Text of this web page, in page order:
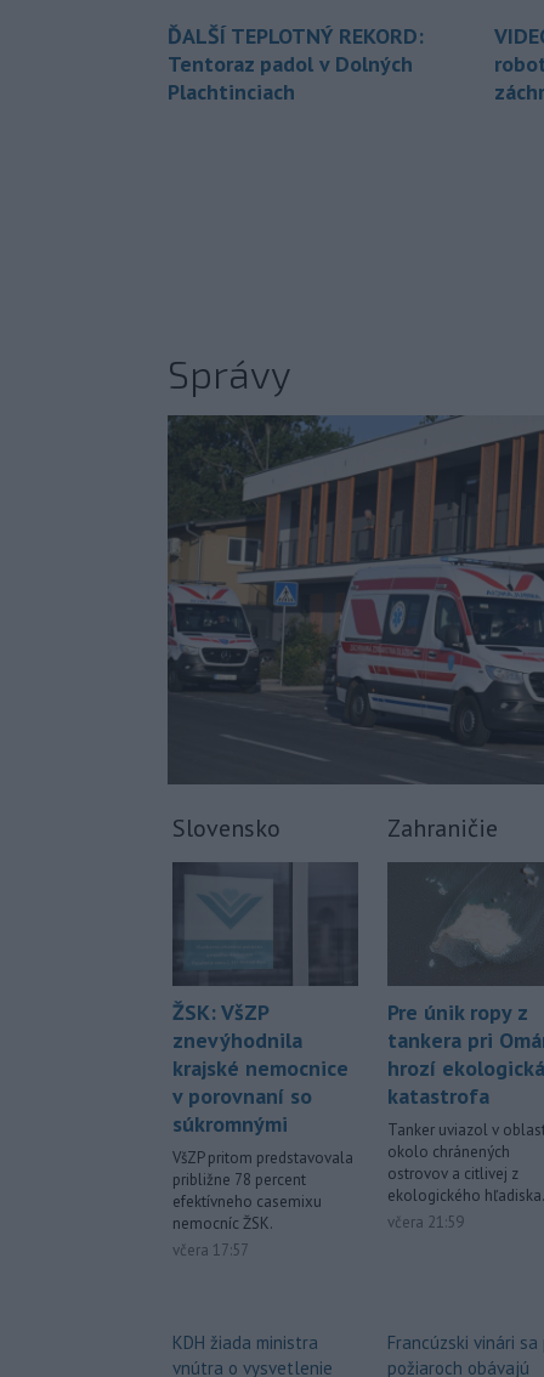
ĎALŠÍ TEPLOTNÝ REKORD:
Tentoraz padol v Dolných
Plachtinciach
Správy
Slovensko
ŽSK: VšZP
znevýhodnila
krajské nemocnice
v porovnaní so
súkromnými
VšZP pritom predstavovala
približne 78 percent
efektívneho casemixu
nemocníc ŽSK.
včera 17:57
KDH žiada ministra
vnútra o vysvetlenie
Zahraničie
Pre únik ropy z
tankera pri
hrozí ekologická
katastrofa
Tanker uviazol v
okolo chránených
ostrovov a citlivej z
ekologického hľadiska.
včera 21:59
Francúzski vinári sa
požiaroch obávajú